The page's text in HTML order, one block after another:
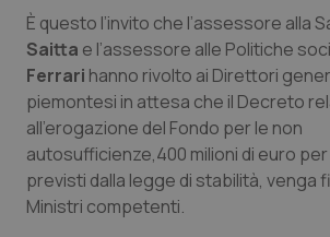
Calabria
Campania
Emilia-Romagna
Friuli Venezia Giulia
Asma & BPCO
Car-T
Colesterolo & coronaropatie
Dermatite Atopica
È questo l’invito che l’assessore alla
Saitta e l’assessore alle Politiche
Ferrari hanno rivolto ai Direttori
piemontesi in attesa che il Decreto
all’erogazione del Fondo per le non
autosufficienze,400 milioni di euro per
previsti dalla legge di stabilità, venga
Ministri competenti.